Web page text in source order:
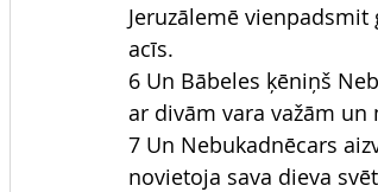
Jeruzālemē
acīs.
6 Un Bābeles ķēniņš
ar divām vara važām un
7 Un Nebukadnēcars
novietoja sava dieva